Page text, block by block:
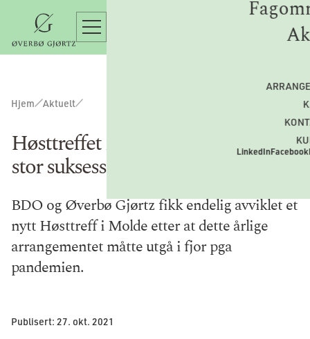
LinkedInFacebook
Hjem Aktuelt
Publisert: 27. okt. 2021
Høsttreffet i Molde avviklet med
stor suksess
BDO og Øverbø Gjørtz fikk endelig avviklet et
nytt Høsttreff i Molde etter at dette årlige
arrangementet måtte utgå i fjor pga
pandemien.